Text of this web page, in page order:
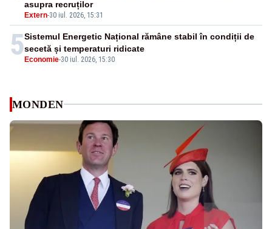
Extern-30 iul. 2026, 15:31
asupra recruților
5 Economie-30 iul. 2026, 15:30
Sistemul Energetic Național rămâne stabil în condiții de
secetă și temperaturi ridicate
MONDEN